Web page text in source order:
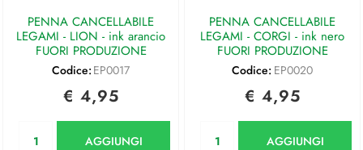
PENNA CANCELLABILE
LEGAMI - LION - ink arancio
FUORI PRODUZIONE
Codice: EP0017
€ 4,95
AGGIUNGI
PENNA CANCELLABILE
LEGAMI - CORGI - ink nero
FUORI PRODUZIONE
Codice: EP0020
€ 4,95
AGGIUNGI